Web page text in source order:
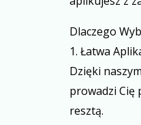
Dlaczego
1. Łatwa
Dzięki
prowadzi Cię
resztą.